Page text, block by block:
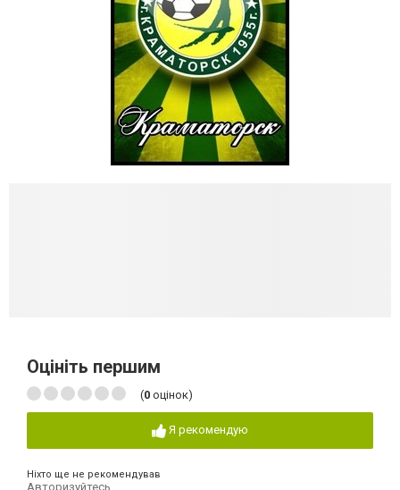
Оцініть першим
(0 оцінок)
Я рекомендую
Ніхто ще не рекомендував
Авторизуйтесь